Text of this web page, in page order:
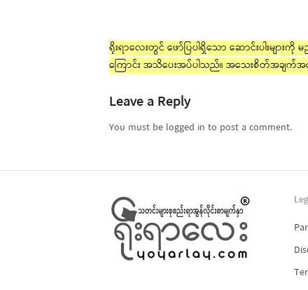
ရိုးရာလေးတွင် ဖော်ပြပါရှိသော ဆောင်းပါးများ
ကြောင်း အသိပေးအပ်ပါသည်။ အသေးစိတ်အချက်
Leave a Reply
You must be logged in to post a comment.